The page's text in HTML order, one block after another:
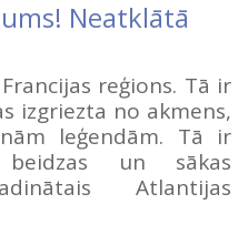
Neatklātā
reģions. Tā ir
izgriezta no akmens,
leģendām. Tā ir
un sākas
Atlantijas